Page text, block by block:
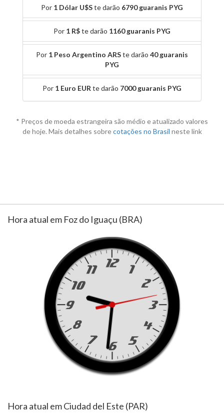
Por 1 Dólar U$Ste darão 6790 guaranis PYG
Por 1 R$te darão 1160 guaranis PYG
Por 1 Peso Argentino ARSte darão 40 guaranis
PYG
Por 1 Euro EUR te darão 7000 guaranis PYG
* Preços de moeda estrangeira são médio e atualizado valores
de hoje. Mais detalhes sobrecotações no Brasil neste link
Hora atual em Foz do Iguaçu (BRA)
Hora atual em Ciudad del Este (PAR)